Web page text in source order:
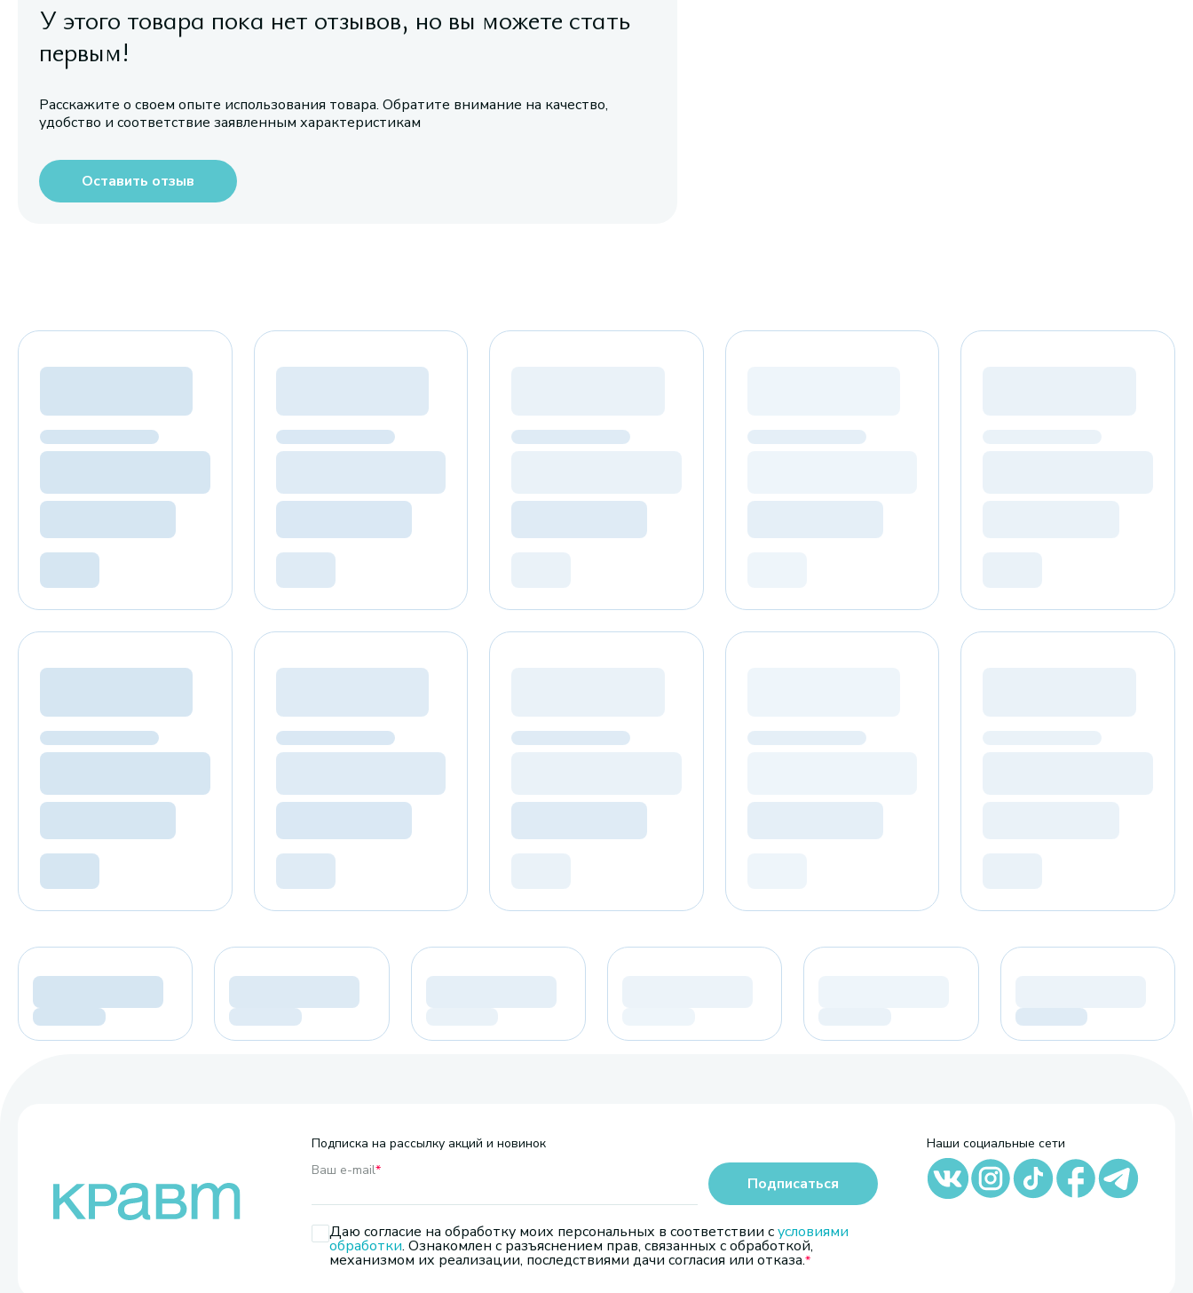
У этого товара пока нет отзывов, но вы можете стать
первым!
Расскажите о своем опыте использования товара. Обратите внимание на качество,
удобство и соответствие заявленным характеристикам
Оставить отзыв
Подписка на рассылку акций и новинок
Ваш e-mail*
Даю согласие на обработку моих персональных в соответствии сусловиями
обработки. Ознакомлен с разъяснением прав, связанных с обработкой,
механизмом их реализации, последствиями дачи согласия или отказа.
Подписаться
Наши социальные сети